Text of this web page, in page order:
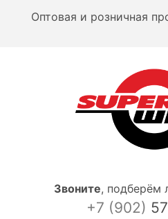
Оптовая и розничная
Звоните, подберём
+7 (902)